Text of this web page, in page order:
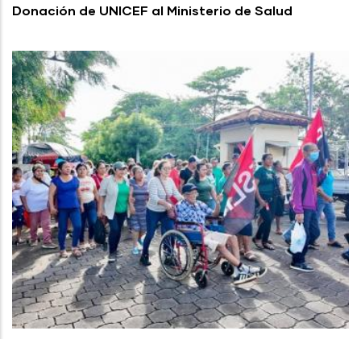
Donación de UNICEF al Ministerio de Salud